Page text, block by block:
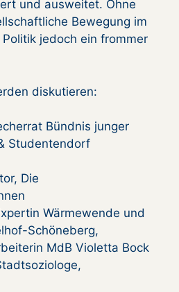
und ausweitet. Ohne
Bewegung im
jedoch ein frommer
diskutieren:
Bündnis junger
Studentendorf
Die
Wärmewende und
Schöneberg,
MdB Violetta Bock